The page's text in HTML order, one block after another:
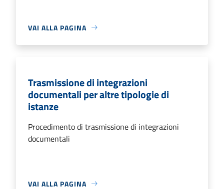
VAI ALLA PAGINA
Trasmissione di integrazioni
documentali per altre tipologie di
istanze
Procedimento di trasmissione di integrazioni
documentali
VAI ALLA PAGINA